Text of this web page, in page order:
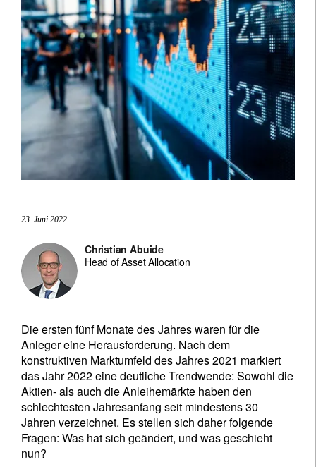
23. Juni 2022
Christian Abuide
Head of Asset Allocation
Die ersten fünf Monate des Jahres waren für die
Anleger eine Herausforderung. Nach dem
konstruktiven Marktumfeld des Jahres 2021 markiert
das Jahr 2022 eine deutliche Trendwende: Sowohl die
Aktien- als auch die Anleihemärkte haben den
schlechtesten Jahresanfang seit mindestens 30
Jahren verzeichnet. Es stellen sich daher folgende
Fragen: Was hat sich geändert, und was geschieht
nun?